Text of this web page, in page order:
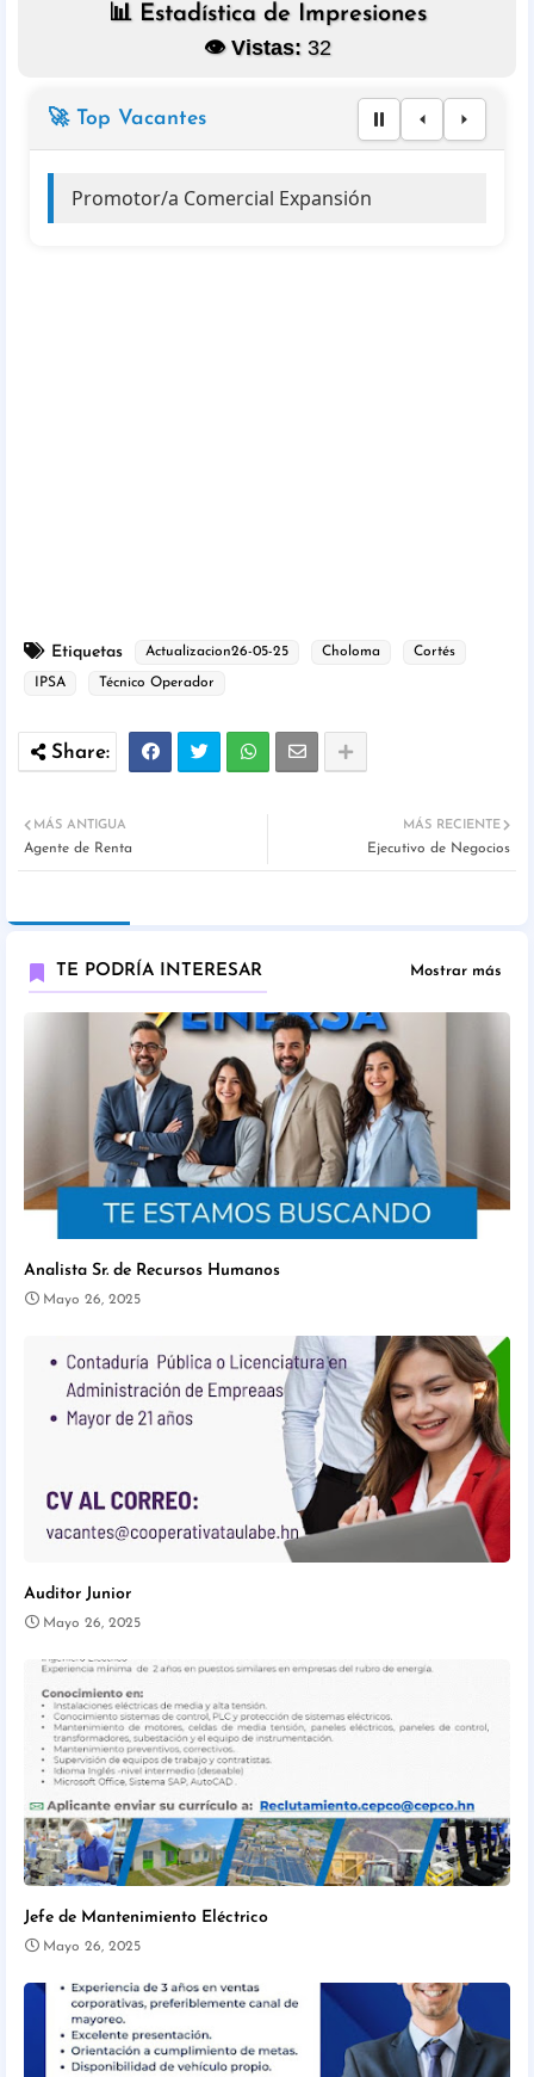
📊 Estadística de Impresiones
👁️ Vistas:32
🚀 Top Vacantes
Promotor/a Comercial Expansión
Etiquetas Actualizacion26-05-25 Choloma Cortés
IPSA Técnico Operador
MÁS RECIENTE
Ejecutivo de Negocios
MÁS ANTIGUA
Agente de Renta
TE PODRÍA INTERESAR Mostrar más
Analista Sr. de Recursos Humanos
Mayo 26, 2025
Auditor Junior
Mayo 26, 2025
Jefe de Mantenimiento Eléctrico
Mayo 26, 2025